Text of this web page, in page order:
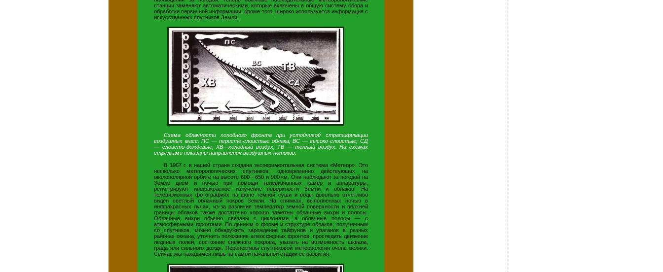
станции заменяют автоматическими, которые включены в общую систему сбора и
обработки первичной информации. Кроме того, широко используется информация с
искусственных спутников Земли.
Схема облачности холодного фронта при устойчивой стратификации
воздушных масс: ПС — перисто-слоистые облака; ВС — высоко-слоистые; СД
— слоисто-дождевые; ХВ—холодный воздух; ТВ — теплый воздух. На схемах
стрелками показаны направления воздушных потоков.
В 1967 г. в нашей стране создана экспериментальная система «Метеор». Это
несколько метеорологических спутников, одновременно действующих на
околополярной орбите на высоте 600—650 и 900 км. Они наблюдают за погодой на
Земле днем и ночью при помощи телевизионных камер и аппаратуры,
регистрируют инфракрасное излучение поверхности Земли и облаков. На
телевизионных фотографиях на фоне темной суши и воды довольно отчетливо
виден светлый облачный покров Земли. На снимках, выполненных ночью в
инфракрасных лучах, из-за различия температур земной поверхности и верхней
границы облаков также достаточно хорошо заметны облачные вихри и полосы.
Облачные вихри обычно связаны с циклонами, а облачные полосы — с
атмосферными фронтами. По данным о форме и структуре облаков, полученным
со спутников, можно обнаружить зарождение тайфунов и ураганов в разных
районах океана, уточнить положение атмосферных фронтов, проследить движение
ледяных полей, состояние снежного покрова, указать на возможность шквала,
града или сильного дождя. Перспективы спутниковой метеорологии очень велики.
Сейчас мы находимся лишь на самой начальной стадии ее развития.